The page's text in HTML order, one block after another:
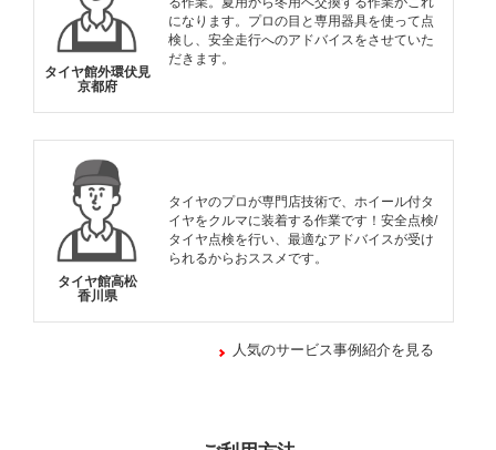
タイヤ館外環伏見
京都府
になります。プロの目と専用器具を使って点
検し、安全走行へのアドバイスをさせていた
だきます。
タイヤ館高松
香川県
タイヤのプロが専門店技術で、ホイール付タ
イヤをクルマに装着する作業です！安全点検/
タイヤ点検を行い、最適なアドバイスが受け
られるからおススメです。
人気のサービス事例紹介を見る